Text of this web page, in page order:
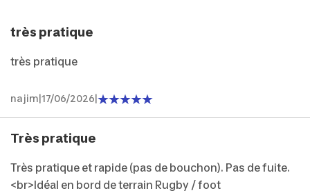
très pratique
très pratique
najim 17/06/2026
Très pratique
Très pratique et rapide (pas de bouchon). Pas de fuite.
<br>Idéal en bord de terrain Rugby / foot